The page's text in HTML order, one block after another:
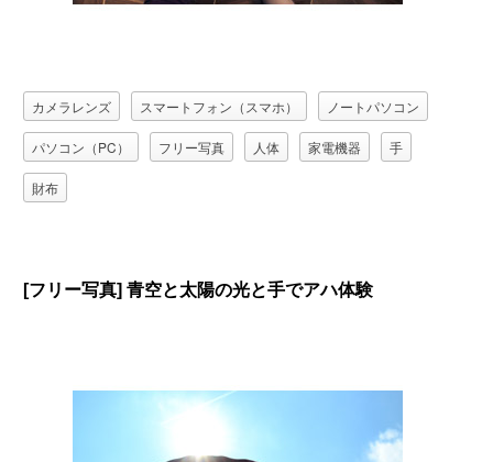
カメラレンズ スマートフォン（スマホ） ノートパソコン
パソコン（PC） フリー写真 人体 家電機器 手
財布
[フリー写真] 青空と太陽の光と手でアハ体験